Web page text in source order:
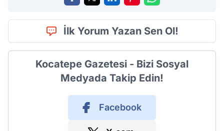
İlk Yorum Yazan Sen Ol!
Kocatepe Gazetesi - Bizi Sosyal
Medyada Takip Edin!
Facebook